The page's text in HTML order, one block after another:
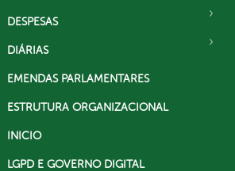
DESPESAS
DIÁRIAS
EMENDAS PARLAMENTARES
ESTRUTURA ORGANIZACIONAL
INICIO
LGPD E GOVERNO DIGITAL